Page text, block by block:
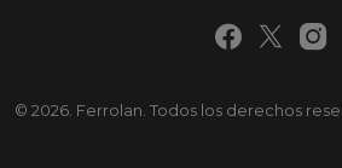
© 2026. Ferrolan. Todos los derechos